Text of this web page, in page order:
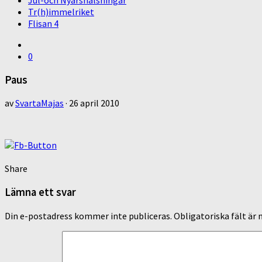
Tr(h)immelriket
Flisan 4
0
Paus
avSvartaMajas · 26 april 2010
Share
Lämna ett svar
Din e-postadress kommer inte publiceras. Obligatoriska fält är